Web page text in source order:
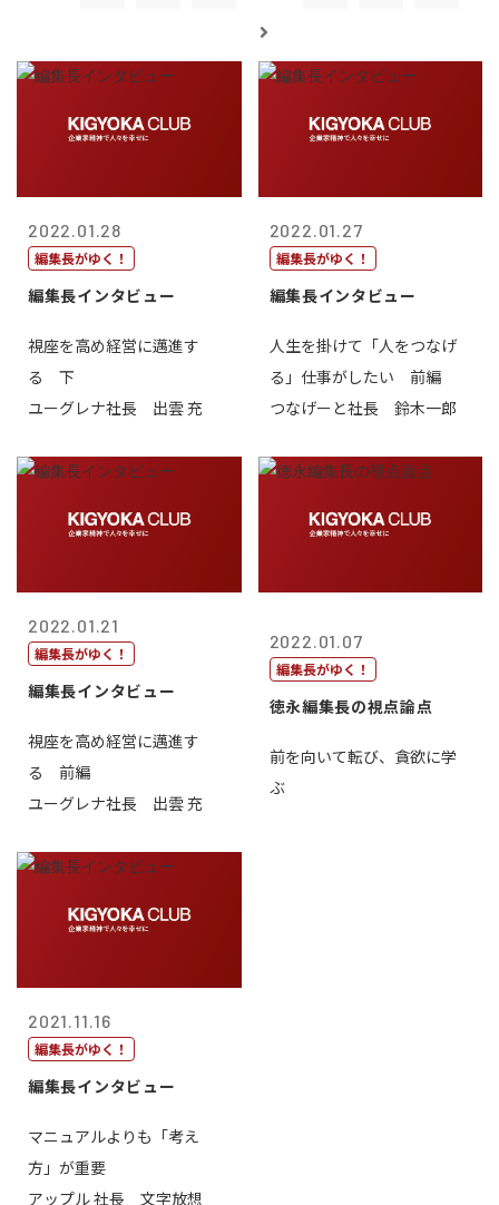
2022.01.28
編集長がゆく！
編集長インタビュー
視座を高め経営に邁進す
る 下
ユーグレナ社長 出雲 充
2022.01.27
編集長がゆく！
編集長インタビュー
人生を掛けて「人をつなげ
る」仕事がしたい 前編
つなげーと社長 鈴木一郎
2022.01.21
編集長がゆく！
編集長インタビュー
視座を高め経営に邁進す
る 前編
ユーグレナ社長 出雲 充
2022.01.07
編集長がゆく！
徳永編集長の視点論点
前を向いて転び、貪欲に学
ぶ
2021.11.16
編集長がゆく！
編集長インタビュー
マニュアルよりも「考え
方」が重要
アップル 社長 文字放想